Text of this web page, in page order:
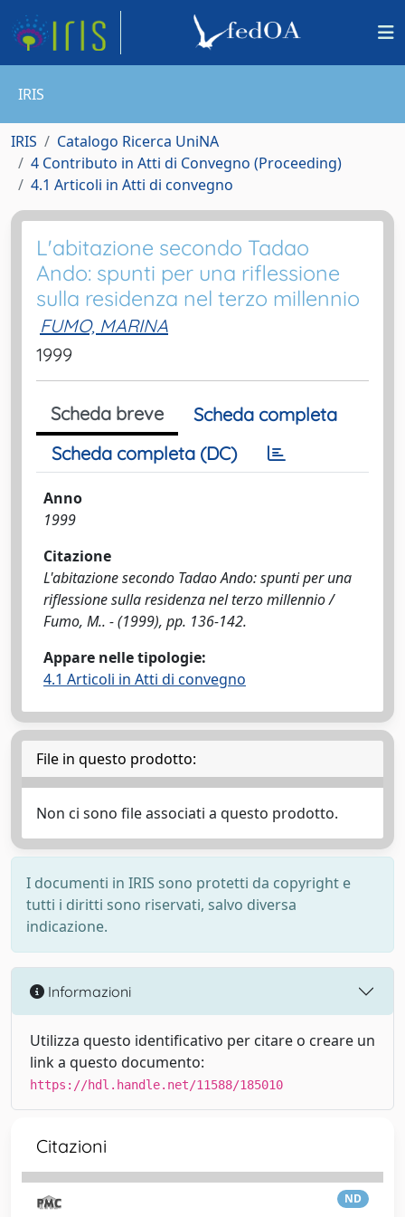
IRIS
IRIS
Catalogo Ricerca UniNA
4 Contributo in Atti di Convegno (Proceeding)
4.1 Articoli in Atti di convegno
L'abitazione secondo Tadao
Ando: spunti per una riflessione
sulla residenza nel terzo millennio
FUMO, MARINA
1999
Scheda breve
Scheda completa
Scheda completa (DC)
Anno
1999
Citazione
L'abitazione secondo Tadao Ando: spunti per una
riflessione sulla residenza nel terzo millennio /
Fumo, M.. - (1999), pp. 136-142.
Appare nelle tipologie:
4.1 Articoli in Atti di convegno
File in questo prodotto:
Non ci sono file associati a questo prodotto.
I documenti in IRIS sono protetti da copyright e
tutti i diritti sono riservati, salvo diversa
indicazione.
Informazioni
Utilizza questo identificativo per citare o creare un
link a questo documento:
https://hdl.handle.net/11588/185010
Citazioni
ND